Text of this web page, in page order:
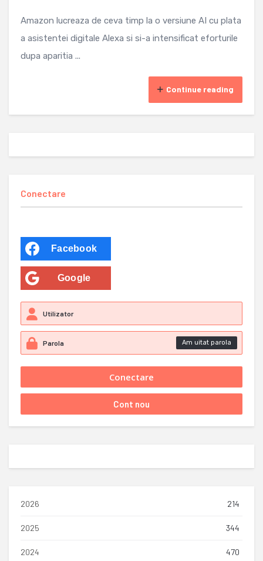
Amazon lucreaza de ceva timp la o versiune AI cu plata
a asistentei digitale Alexa si si-a intensificat eforturile
dupa aparitia ...
Continue reading
Conectare
Facebook
Google
Am uitat parola
2026 214
2025 344
2024 470